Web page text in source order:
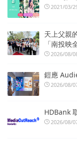
2021/03/
天上父親
「南投映
2026/08/
鎧應
2026/08/
HDBank
2026/08/